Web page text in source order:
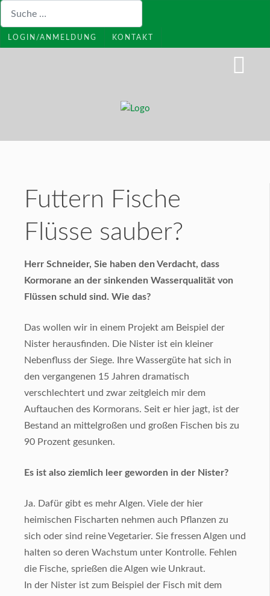
LOGIN/ANMELDUNG KONTAKT
Futtern Fische
Flüsse sauber?
Herr Schneider, Sie haben den Verdacht, dass
Kormorane an der sinkenden Wasserqualität von
Flüssen schuld sind. Wie das?
Das wollen wir in einem Projekt am Beispiel der
Nister herausfinden. Die Nister ist ein kleiner
Nebenfluss der Siege. Ihre Wassergüte hat sich in
den vergangenen 15 Jahren dramatisch
verschlechtert und zwar zeitgleich mir dem
Auftauchen des Kormorans. Seit er hier jagt, ist der
Bestand an mittelgroßen und großen Fischen bis zu
90 Prozent gesunken.
Es ist also ziemlich leer geworden in der Nister?
Ja. Dafür gibt es mehr Algen. Viele der hier
heimischen Fischarten nehmen auch Pflanzen zu
sich oder sind reine Vegetarier. Sie fressen Algen und
halten so deren Wachstum unter Kontrolle. Fehlen
die Fische, sprießen die Algen wie Unkraut.
In der Nister ist zum Beispiel der Fisch mit dem